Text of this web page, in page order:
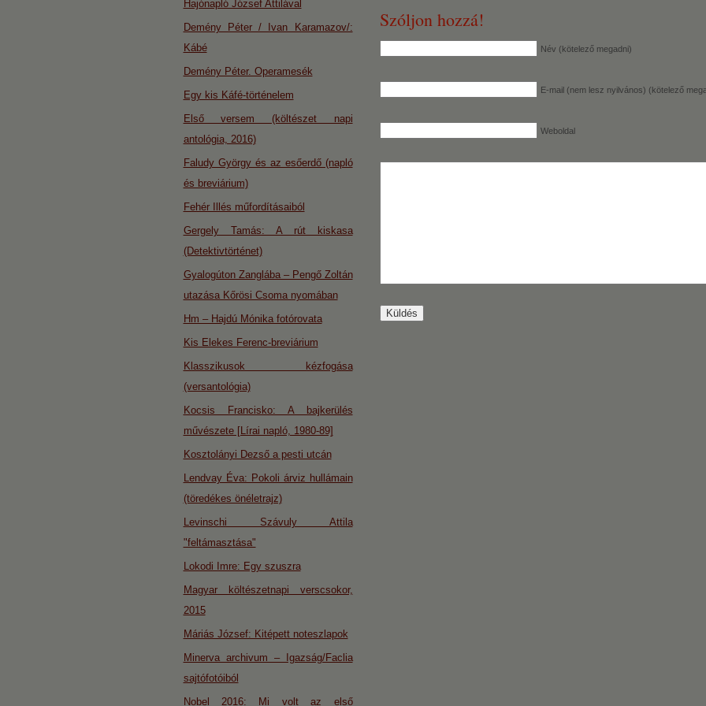
Szóljon hozzá!
Név (kötelező megadni)
E-mail (nem lesz nyilvános) (kötelező
Weboldal
Hajónapló József Attilával
Demény Péter / Ivan Karamazov/:
Kábé
Demény Péter. Operamesék
Egy kis Káfé-történelem
Első versem (költészet napi
antológia, 2016)
Faludy György és az esőerdő (napló
és breviárium)
Fehér Illés műfordításaiból
Gergely Tamás: A rút kiskasa
(Detektivtörténet)
Gyalogúton Zanglába – Pengő Zoltán
utazása Kőrösi Csoma nyomában
Hm – Hajdú Mónika fotórovata
Kis Elekes Ferenc-breviárium
Klasszikusok kézfogása
(versantológia)
Kocsis Francisko: A bajkerülés
művészete [Lírai napló, 1980-89]
Kosztolányi Dezső a pesti utcán
Lendvay Éva: Pokoli árviz hullámain
(töredékes önéletrajz)
Levinschi Szávuly Attila
"feltámasztása"
Lokodi Imre: Egy szuszra
Magyar költészetnapi verscsokor,
2015
Máriás József: Kitépett noteszlapok
Minerva archivum – Igazság/Faclia
sajtófotóiból
Nobel 2016: Mi volt az első